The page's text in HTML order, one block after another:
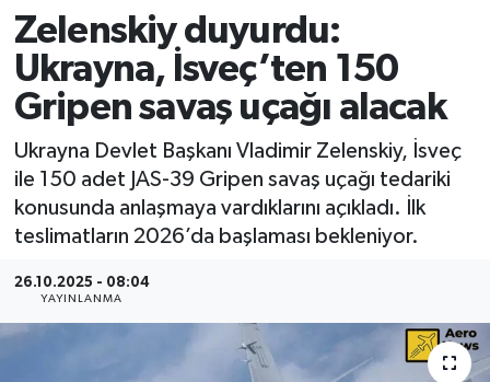
Zelenskiy duyurdu:
Ukrayna, İsveç’ten 150
Gripen savaş uçağı alacak
Ukrayna Devlet Başkanı Vladimir Zelenskiy, İsveç
ile 150 adet JAS-39 Gripen savaş uçağı tedariki
konusunda anlaşmaya vardıklarını açıkladı. İlk
teslimatların 2026’da başlaması bekleniyor.
26.10.2025 - 08:04
YAYINLANMA